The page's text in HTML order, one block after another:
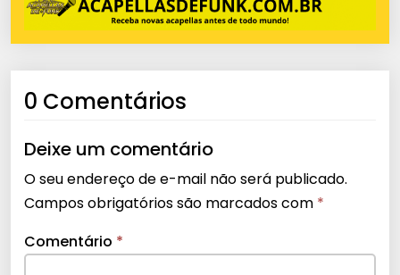
0 Comentários
Deixe um comentário
O seu endereço de e-mail não será publicado.
Campos obrigatórios são marcados com *
Comentário *